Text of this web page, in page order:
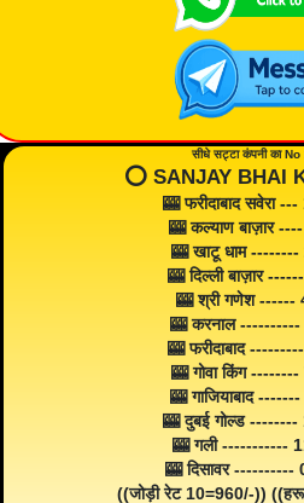
सीधे सट्टा कंपनी का No
⭕️ SANJAY BHAI
🎰 फरीदाबाद सवेरा
🎰 कल्याण बाज़ार
🎰 खाटू धाम
🎰 दिल्ली बाज़ार
🎰 श्री गणेश ------
🎰 करनाल
🎰 फरीदाबाद
🎰 गोवा किंग
🎰 गाजियाबाद
🎰 दुबई गोल्ड
🎰 गली -----------
🎰 दिसावर
((जोड़ी रेट 10=960/-))